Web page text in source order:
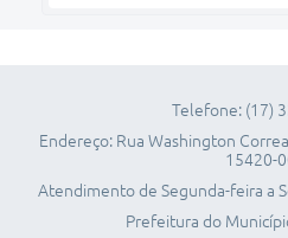
Telefone: (17)
Endereço: Rua Washington
15420-
Atendimento de Segunda-feira a
Prefeitura do